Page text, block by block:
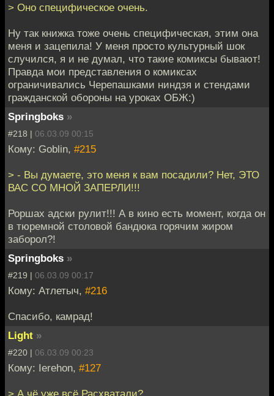
> Оно специфическое очень.
Ну так книжка тоже очень специфическая, этим она
меня и зацепила! У меня просто культурный шок
случился, я и не думал, что такие комиксы бывают!
Правда мои представления о комиксах
ограничивались Черепашками ниндзя и стендами
гражданской обороны на уроках ОБЖ:)
Springboks »
#218 | 06.03.09 00:15
Кому: Goblin, #215
> - Вы думаете, это меня к вам посадили? Нет, ЭТО
ВАС СО МНОЙ ЗАПЕРЛИ!!!
Роршах адски рулит!!! А в кино есть момент, когда он
в тюремной столовой бандюка горячим жиром
заборол?!
Springboks »
#219 | 06.03.09 00:17
Кому: Атлетыч, #216
Спасибо, камрад!
Light »
#220 | 06.03.09 00:23
Кому: Ierehon, #127
> А чё уже всё Расхватали?